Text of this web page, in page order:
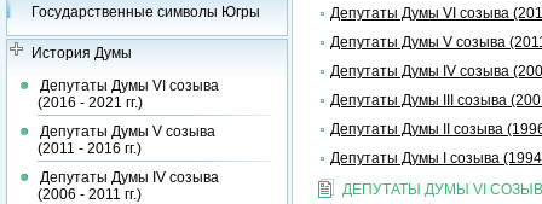
Государственные символы Югры
История Думы
Депутаты Думы VI созыва
(2016 - 2021 гг.)
Депутаты Думы V созыва
(2011 - 2016 гг.)
Депутаты Думы IV созыва
(2006 - 2011 гг.)
Депутаты Думы VI созыва
Депутаты Думы V созыва
Депутаты Думы IV созыва
Депутаты Думы III созыва
Депутаты Думы II созыва (1996
Депутаты Думы I созыва (1994
ДЕПУТАТЫ ДУМЫ VI